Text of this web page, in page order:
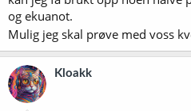
og ekuanot.
Mulig jeg skal prøve med voss
Kloakk